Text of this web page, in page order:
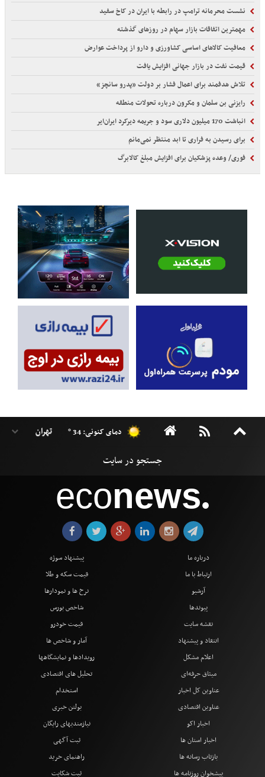
نشست محرمانه ترامپ در رابطه با ایران در کاخ سفید
مهمترین اتفاقات بازار سهام در روزهای گذشته
معافیت کالاهای اساسی کشاورزی و دارو از پرداخت عوارض
قیمت نفت در بازار جهانی افزایش یافت
تلاش هدفمند برای اعمال فشار بر دولت «پدرو سانچز»
رایزنی بن سلمان و مکرون درباره تحولات منطقه
انباشت 170 میلیون دلاری سود و جریمه دیرکرد ایران‌ایر
برای رسیدن به فراری تا ابد منتظر نمی‌مانم
فوری/ وعده پزشکیان برای افزایش مبلغ کالابرگ
دمای کنونی: 34 °
econews●
درباره ما
ارتباط با ما
آرشیو
پیوندها
نقشه سایت
انتقاد و پیشنهاد
اعلام مشکل
میثاق حرفه‌ای
پیشنهاد سوژه
قیمت سکه و طلا
نرخ ها و نمودارها
شاخص بورس
قیمت خودرو
آمار و شاخص ها
رویدادها و نمایشگاهها
تحلیل های اقتصادی
عناوین کل اخبار
عناوین اقتصادی
اخبار اکو
اخبار استان ها
بازتاب رسانه ها
پیشخوان روزنامه ها
استخدام
بولتن خبری
نیازمندیهای رایگان
ثبت آگهی
راهنمای خرید
ثبت شکایت